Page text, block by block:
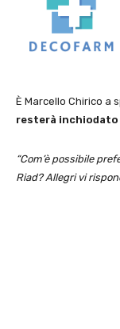
È Marcello Chirico a
resterà inchiodato
“Com’è possibile
Riad? Allegri vi